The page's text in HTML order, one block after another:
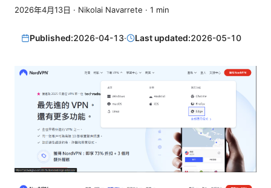
2026年4月13日 · Nikolai Navarrete · 1 min
Published:2026-04-13· Last updated:2026-05-10